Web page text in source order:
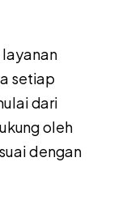
setiap
dari
oleh
dengan